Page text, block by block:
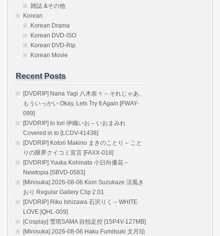
雑誌 &その他
Korean
Korean Drama
Korean DVD-ISO
Korean DVD-Rip
Korean Movie
Recent Posts
[DVDRIP] Nana Yagi 八木奈々 – それじゃあ、
もういっかい Okay, Lets Try It Again [FWAY-
099]
[DVDRIP] Io Iori 伊織いお – いおまみれ
Covered in Io [LCDV-41438]
[DVDRIP] Kotori Makino まきのことり – こと
りの限界クイコミ宣言 [FAXX-018]
[DVDRIP] Yuuka Kohinata 小日向優花 –
Newtopia [SBVD-0583]
[Minisuka] 2026-08-06 Kiori Suzukaze 涼風き
おり Regular Gallery Clip 2.01
[DVDRIP] Riku Ishizawa 石沢りく – WHITE
LOVE [QHL-009]
[Cosplay] 雪琪SAMA 自拍足控 [15P4V-127MB]
[Minisuka] 2026-08-06 Haku Fumitsuki 文月珀